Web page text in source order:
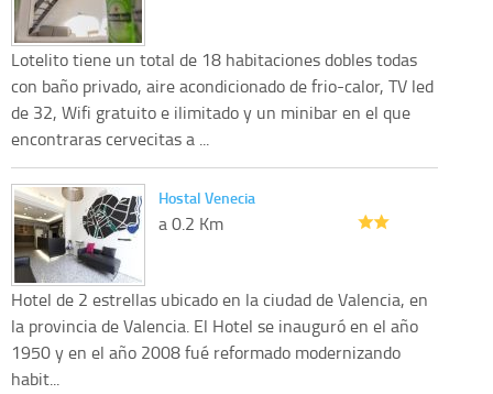
Lotelito tiene un total de 18 habitaciones dobles todas
con baño privado, aire acondicionado de frio-calor, TV led
de 32, Wifi gratuito e ilimitado y un minibar en el que
encontraras cervecitas a ...
Hostal Venecia
a 0.2 Km
Hotel de 2 estrellas ubicado en la ciudad de Valencia, en
la provincia de Valencia. El Hotel se inauguró en el año
1950 y en el año 2008 fué reformado modernizando
habit...